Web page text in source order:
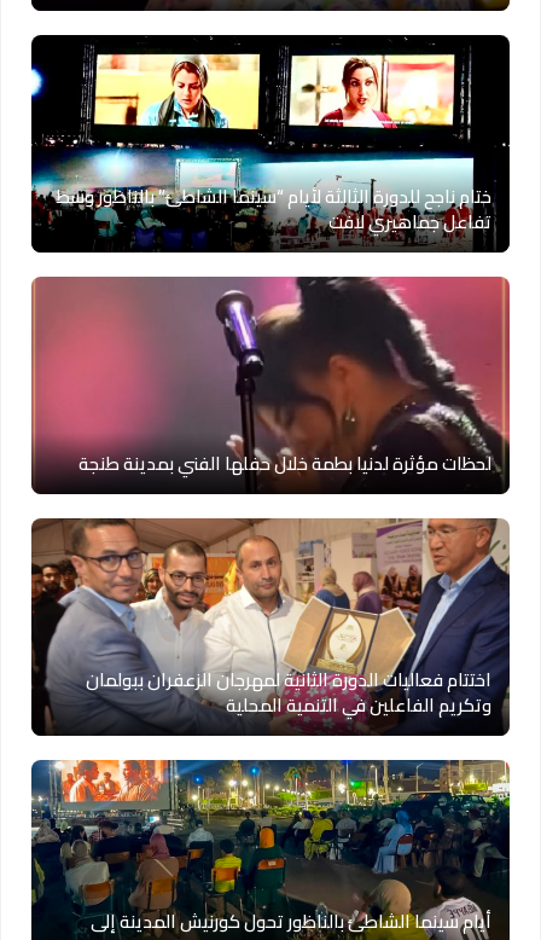
ختام ناجح للدورة الثالثة لأيام “سينما الشاطئ” بالناظور وسط
تفاعل جماهيري لافت
لحظات مؤثرة لدنيا بطمة خلال حفلها الفني بمدينة طنجة
اختتام فعاليات الدورة الثانية لمهرجان الزعفران ببولمان
وتكريم الفاعلين في التنمية المحلية
أيام سينما الشاطئ بالناظور تحول كورنيش المدينة إلى